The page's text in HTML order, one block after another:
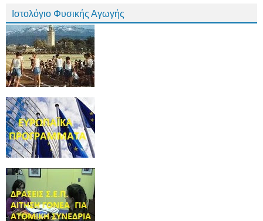
Ιστολόγιο Φυσικής Αγωγής